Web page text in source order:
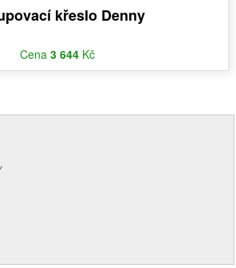
křeslo Denny
Cena 3 644 Kč